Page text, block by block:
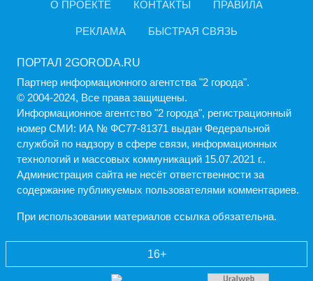
О ПРОЕКТЕ КОНТАКТЫ ПРАВИЛА
РЕКЛАМА БЫСТРАЯ СВЯЗЬ
ПОРТАЛ 2GORODA.RU
Партнер информационного агентства "2 города".
© 2004-2024, Все права защищены.
Информационное агентство "2 города", регистрационный
номер СМИ: ИА № ФС77-81371 выдан Федеральной
службой по надзору в сфере связи, информационных
технологий и массовых коммуникаций 15.07.2021 г..
Администрация cайта не несёт ответственности за
содержание публикуемых пользователями комментариев.
При использовании материалов ссылка обязательна.
16+